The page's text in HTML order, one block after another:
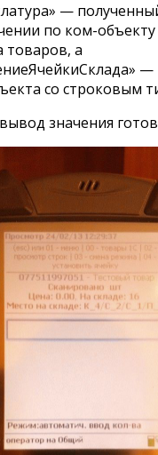
—
по ком-объекту
товаров, а
—
со строковым
значения